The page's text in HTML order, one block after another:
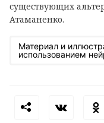
существующих
Атаманенко.
Материал и
использованием